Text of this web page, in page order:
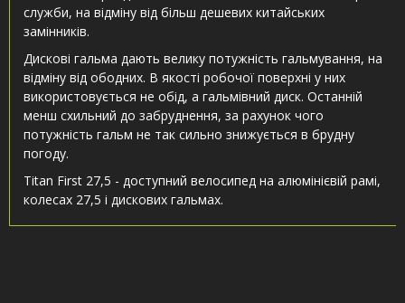
служби, на відміну від більш дешевих китайських
замінників.
Дискові гальма дають велику потужність гальмування, на
відміну від ободних. В якості робочої поверхні у них
використовується не обід, а гальмівний диск. Останній
менш схильний до забруднення, за рахунок чого
потужність гальм не так сильно знижується в брудну
погоду.
Titan First 27,5 - доступний велосипед на алюмінієвій рамі,
колесах 27,5 і дискових гальмах.